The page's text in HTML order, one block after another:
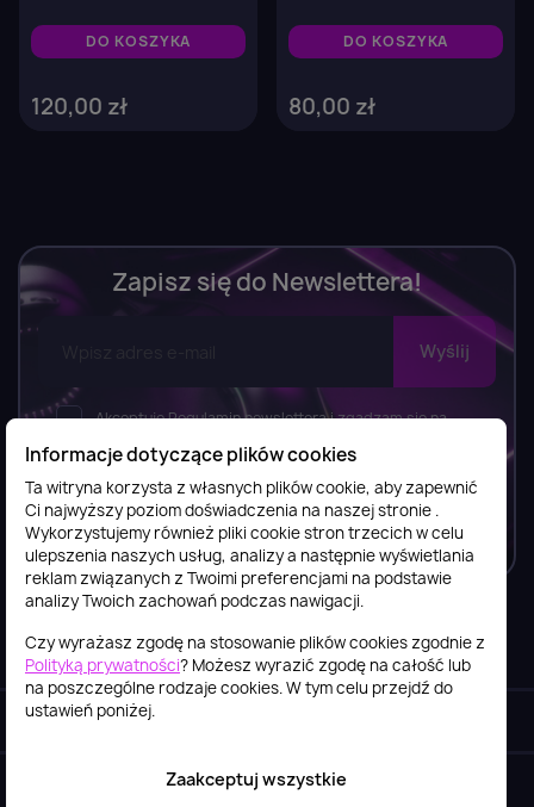
DO KOSZYKA
120,00 zł
DO KOSZYKA
80,00 zł
Zapisz się do Newslettera!
Akceptuję Regulamin newslettera i zgadzam się na
wysyłkę newslettera, w tym bezpłatnych materiałów,
informacji o usługach i produktach przez FilesShop Bartosz
Ostrowski zgodnie zRegulaminem newslettera.
Informacje 
Obsługa klienta
Informacje dotyczące plików cookies
Ta witryna korzysta z własnych plików cookie, aby zapewnić
Ci najwyższy poziom doświadczenia na naszej stronie .
Wykorzystujemy również pliki cookie stron trzecich w celu
ulepszenia naszych usług, analizy a następnie wyświetlania
reklam związanych z Twoimi preferencjami na podstawie
analizy Twoich zachowań podczas nawigacji.
Czy wyrażasz zgodę na stosowanie plików cookies zgodnie z
Polityką prywatności? Możesz wyrazić zgodę na całość lub
na poszczególne rodzaje cookies. W tym celu przejdź do
ustawień poniżej.
Zaakceptuj wszystkie